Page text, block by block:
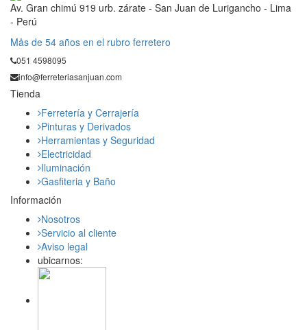
Av. Gran chimú 919 urb. zárate - San Juan de Lurigancho - Lima
- Perú
Mås de 54 años en el rubro ferretero
051 4598095
info@ferreteriasanjuan.com
Tienda
Ferretería y Cerrajería
Pinturas y Derivados
Herramientas y Seguridad
Electricidad
Iluminación
Gasfiteria y Baño
Información
Nosotros
Servicio al cliente
Aviso legal
ubicarnos: